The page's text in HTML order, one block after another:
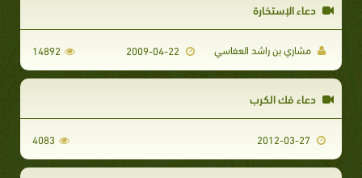
دعاء الإستخارة
مشاري بن راشد العفاسي 14892
دعاء فك الكرب
4083